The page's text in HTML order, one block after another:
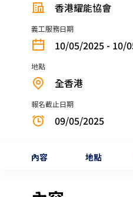
香港耀能協會
義工服務日期
10/05/2025 - 10/
地點
全香港
報名截止日期
09/05/2025
內容 地點